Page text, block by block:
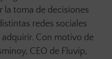
la toma de decisiones
redes sociales
Con motivo de
CEO de Fluvip,